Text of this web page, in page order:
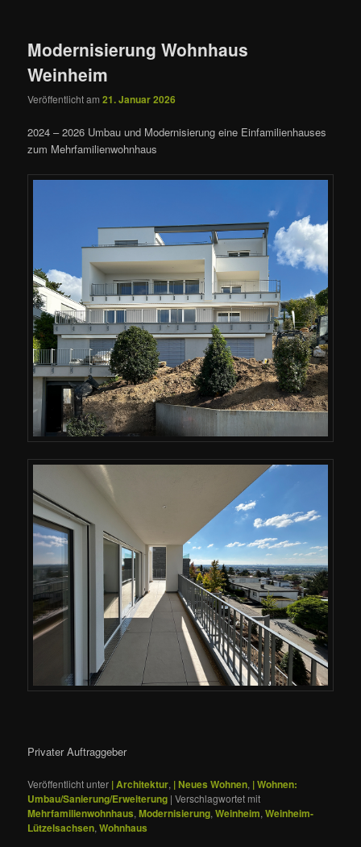
Modernisierung Wohnhaus
Weinheim
Veröffentlicht am21. Januar 2026
2024 – 2026 Umbau und Modernisierung eine Einfamilienhauses
zum Mehrfamilienwohnhaus
Privater Auftraggeber
Veröffentlicht unter | Architektur, | Neues Wohnen, | Wohnen:
Umbau/Sanierung/Erweiterung |Verschlagwortet mit
Mehrfamilienwohnhaus,Modernisierung,Weinheim,Weinheim-
Lützelsachsen,Wohnhaus